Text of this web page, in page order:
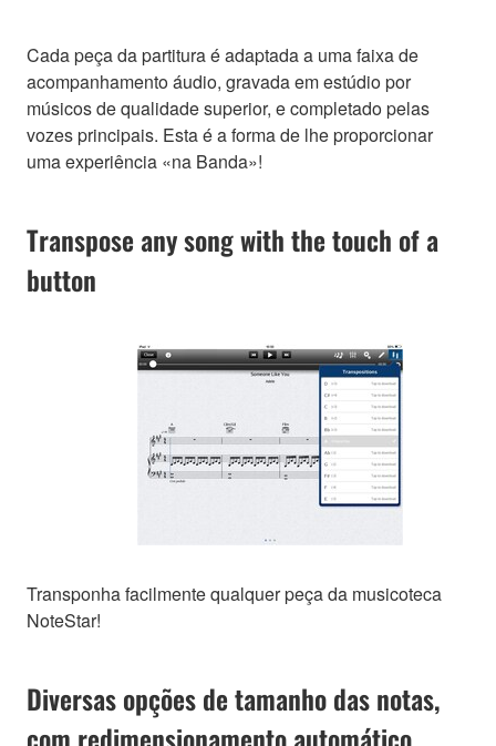
Cada peça da partitura é adaptada a uma faixa de
acompanhamento áudio, gravada em estúdio por
músicos de qualidade superior, e completado pelas
vozes principais. Esta é a forma de lhe proporcionar
uma experiência «na Banda»!
Transpose any song with the touch of a
button
Transponha facilmente qualquer peça da musicoteca
NoteStar!
Diversas opções de tamanho das notas,